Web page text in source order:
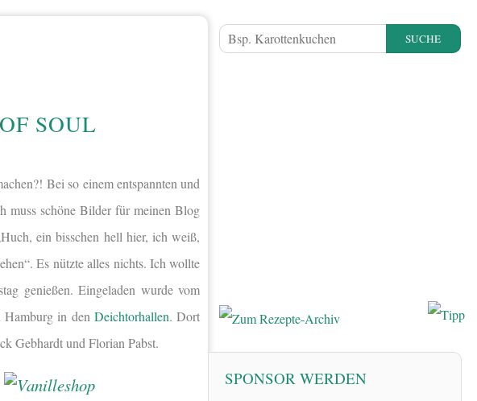
SOUL
Bei so einem entspannten und
muss schöne Bilder für meinen Blog
ein bisschen hell hier, ich weiß,
Es nützte alles nichts. Ich wollte
genießen. Eingeladen wurde vom
Hamburg in denDeichtorhallen. Dort
Gebhardt und Florian Pabst.
SUCHE
SPONSOR WERDEN